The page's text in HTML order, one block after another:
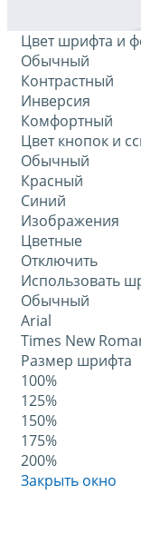
Цвет шрифта и
Обычный
Контрастный
Инверсия
Комфортный
Цвет кнопок и
Обычный
Красный
Синий
Изображения
Цветные
Отключить
Использовать
Обычный
Arial
Times New
Размер шрифта
100%
125%
150%
175%
200%
Закрыть окно